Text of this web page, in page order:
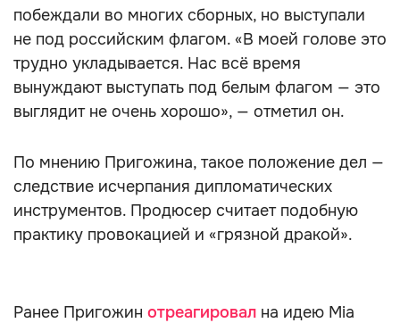
побеждали во многих сборных, но выступали
не под российским флагом. «В моей голове это
трудно укладывается. Нас всё время
вынуждают выступать под белым флагом — это
выглядит не очень хорошо», — отметил он.
По мнению Пригожина, такое положение дел —
следствие исчерпания дипломатических
инструментов. Продюсер считает подобную
практику провокацией и «грязной дракой».
Ранее Пригожин отреагировал на идею Mia